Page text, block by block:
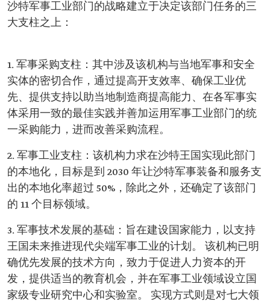
沙特军事工业部门的战略建立于决定该部门任务的三
大支柱之上：
1. 军事采购支柱：其中涉及该机构与当地军事和安全
实体的密切合作，通过提高开支效率、确保工业优
先、提供支持以助当地制造商提高能力、在各军事实
体采用一致的最佳实践并善加运用军事工业部门的统
一采购能力，进而改善采购流程。
2. 军事工业支柱：该机构力求在沙特王国实现此部门
的本地化，目标是到 2030 年让沙特军事装备和服务支
出的本地化率超过 50%，除此之外，还确定了该部门
的 11 个目标领域。
3. 军事技术发展的基础：旨在建设国家能力，以支持
王国未来推进现代尖端军事工业的计划。 该机构已明
确优先发展的技术方向，致力于促进人力资本的开
发，提供适当的教育机会，并在军事工业领域设立国
家级专业研究中心和实验室。 实现方式则是对七大领